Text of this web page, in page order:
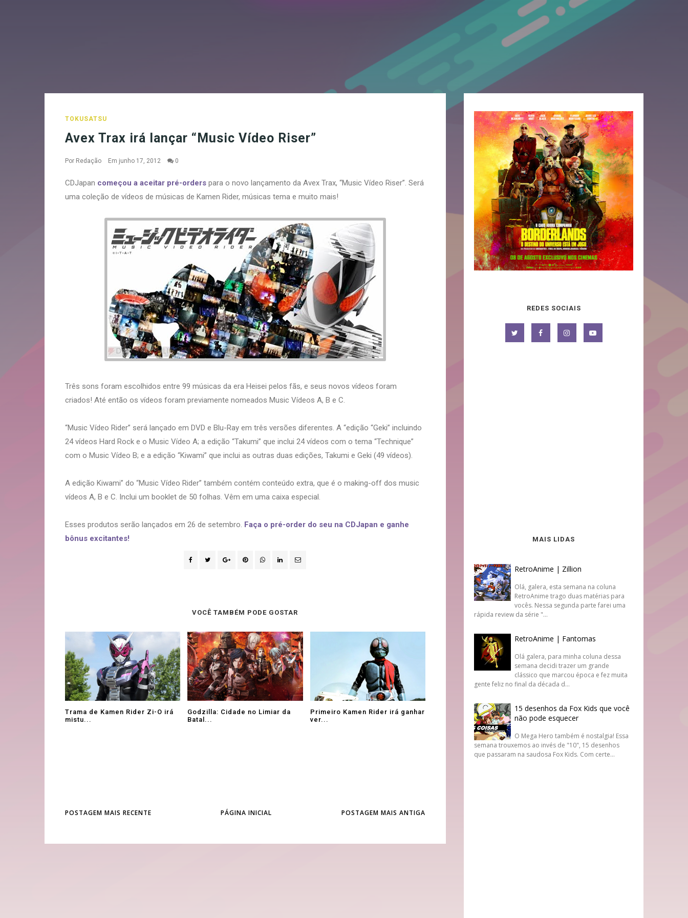
TOKUSATSU
Avex Trax irá lançar “Music Vídeo Riser”
Por Redação Em junho 17, 2012 0
CDJapan começou a aceitar pré-orders para o novo lançamento da Avex Trax, “Music Vídeo Riser”. Será
uma coleção de vídeos de músicas de Kamen Rider, músicas tema e muito mais!
Três sons foram escolhidos entre 99 músicas da era Heisei pelos fãs, e seus novos vídeos foram
criados! Até então os vídeos foram previamente nomeados Music Vídeos A, B e C.
“Music Vídeo Rider” será lançado em DVD e Blu-Ray em três versões diferentes. A “edição “Geki” incluindo
24 vídeos Hard Rock e o Music Vídeo A; a edição “Takumi” que inclui 24 vídeos com o tema “Technique”
com o Music Vídeo B; e a edição “Kiwami” que inclui as outras duas edições, Takumi e Geki (49 vídeos).
A edição Kiwami” do “Music Vídeo Rider” também contém conteúdo extra, que é o making-off dos music
vídeos A, B e C. Inclui um booklet de 50 folhas. Vêm em uma caixa especial.
Esses produtos serão lançados em 26 de setembro. Faça o pré-order do seu na CDJapan e ganhe
bônus excitantes!
VOCÊ TAMBÉM PODE GOSTAR
Trama de Kamen Rider Zi-O irá
mistu...
Godzilla: Cidade no Limiar da
Batal...
Primeiro Kamen Rider irá ganhar
ver...
POSTAGEM MAIS RECENTE POSTAGEM MAIS ANTIGA
PÁGINA INICIAL
REDES SOCIAIS
MAIS LIDAS
RetroAnime | Zillion
Olá, galera, esta semana na coluna
RetroAnime trago duas matérias para
vocês. Nessa segunda parte farei uma
rápida review da série "...
RetroAnime | Fantomas
Olá galera, para minha coluna dessa
semana decidi trazer um grande
clássico que marcou época e fez muita
gente feliz no final da década d...
15 desenhos da Fox Kids que você
não pode esquecer
O Mega Hero também é nostalgia! Essa
semana trouxemos ao invés de "10", 15 desenhos
que passaram na saudosa Fox Kids. Com certe...